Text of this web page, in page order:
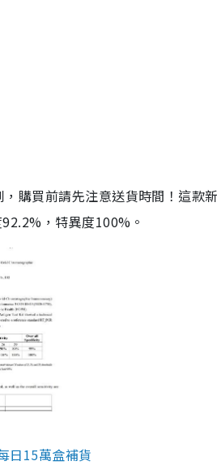
購買前請先注意送貨時間！這款
，特異度100%。
日15萬盒補貨